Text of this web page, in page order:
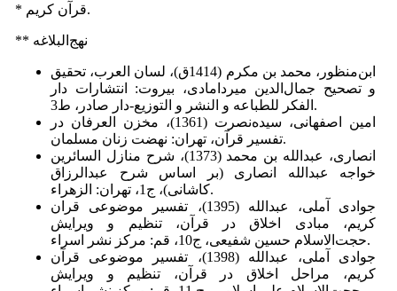
* قرآن کریم.
** نهج‌البلاغه
ابن‌منظور، محمد بن مکرم (1414ق)، لسان العرب، تحقیق
و تصحیح جمال‌الدین میردامادی، بیروت: انتشارات دار
الفکر للطباعه و النشر و التوزیع‏-دار صادر، ط3.
امین اصفهانی، سیده‌نصرت (1361)، مخزن العرفان در
تفسیر قرآن، تهران: نهضت زنان مسلمان.
انصاری، عبدالله بن محمد (1373)، شرح منازل السائرین
خواجه عبدالله انصاری (بر اساس شرح عبدالرزاق
کاشانی)، ج1، تهران: الزهراء.
جوادی آملی، عبدالله (1395)، تفسیر موضوعی قران
کریم، مبادی اخلاق در قرآن، تنظیم و ویرایش
حجت‌الاسلام حسین شفیعی، ج10، قم: مرکز نشر اسراء.
جوادی آملی، عبدالله (1398)، تفسیر موضوعی قرآن
کریم، مراحل اخلاق در قرآن، تنظیم و ویرایش